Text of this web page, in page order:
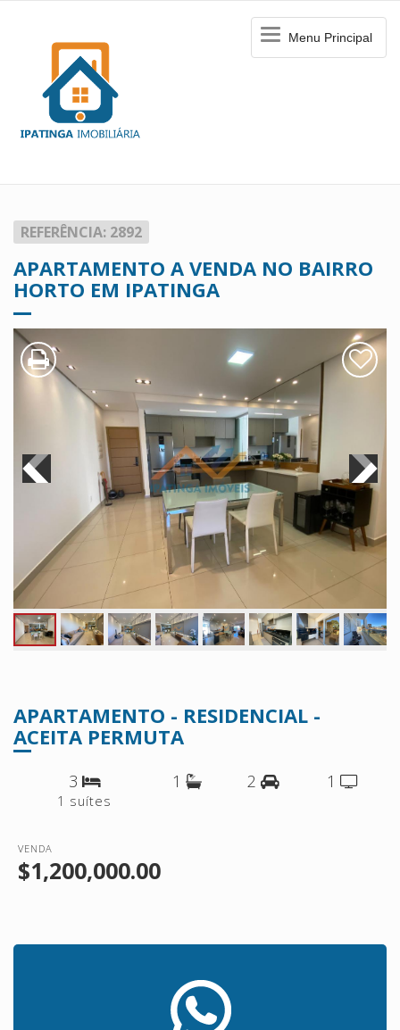
MenuMenu Principal
REFERÊNCIA: 2892
APARTAMENTO A VENDA NO BAIRRO
HORTO EM IPATINGA
APARTAMENTO - RESIDENCIAL -
ACEITA PERMUTA
3
1 suítes
1 2 1
VENDA
$1,200,000.00